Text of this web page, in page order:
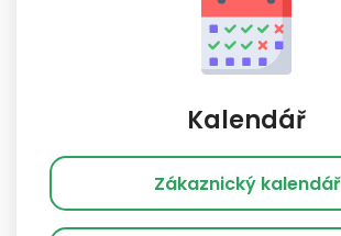
Kalendář
Zákaznický kalendář